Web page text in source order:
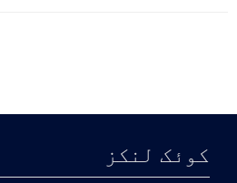
کوئک لنکز